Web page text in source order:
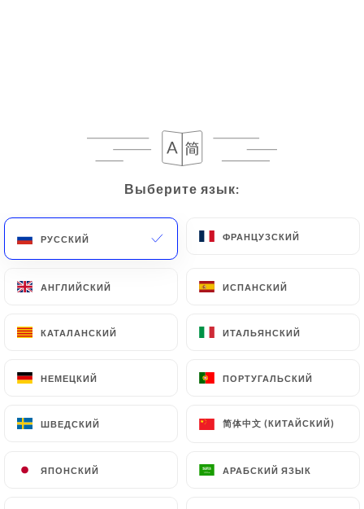
Выберите язык:
РУССКИЙ ФРАНЦУЗСКИЙ
АНГЛИЙСКИЙ ИСПАНСКИЙ
КАТАЛАНСКИЙ ИТАЛЬЯНСКИЙ
НЕМЕЦКИЙ ПОРТУГАЛЬСКИЙ
ШВЕДСКИЙ 简体中文 (КИТАЙСКИЙ)
ЯПОНСКИЙ АРАБСКИЙ ЯЗЫК
Выберите язык:
РУССКИЙ ФРАНЦУЗСКИЙ
АНГЛИЙСКИЙ ИСПАНСКИЙ
КАТАЛАНСКИЙ ИТАЛЬЯНСКИЙ
НЕМЕЦКИЙ ПОРТУГАЛЬСКИЙ
ШВЕДСКИЙ 简体中文 (КИТАЙСКИЙ)
ЯПОНСКИЙ АРАБСКИЙ ЯЗЫК